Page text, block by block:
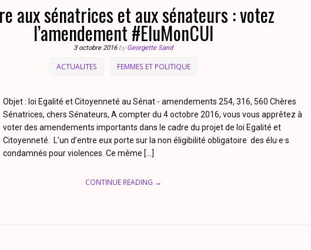
aux sénatrices et aux sénateurs : votez
l’amendement #EluMonCUl
3 octobre 2016byGeorgette Sand
ACTUALITES FEMMES ET POLITIQUE
Objet : loi Egalité et Citoyenneté au Sénat - amendements 254, 316, 560 Chères
Sénatrices, chers Sénateurs, A compter du 4 octobre 2016, vous vous apprêtez à
voter des amendements importants dans le cadre du projet de loi Egalité et
Citoyenneté. L’un d’entre eux porte sur la non éligibilité obligatoire des élu·e·s
condamnés pour violences. Ce même […]
CONTINUE READING →